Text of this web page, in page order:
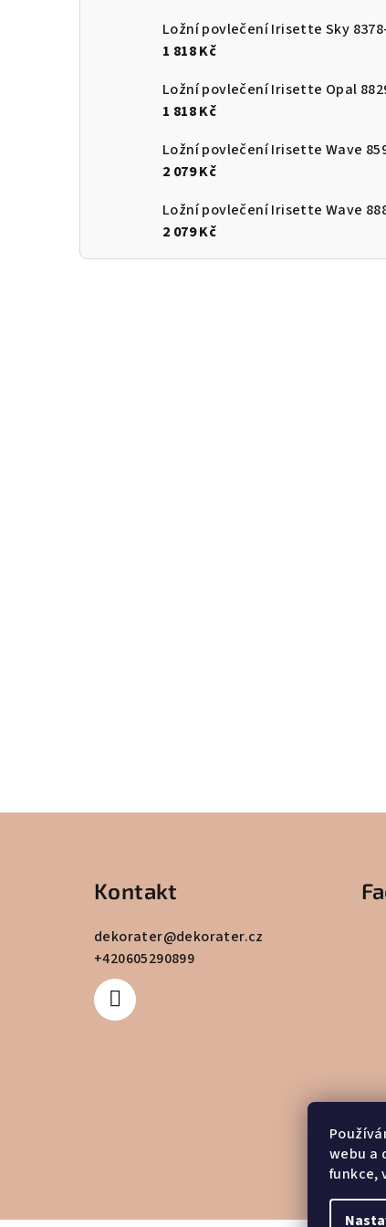
webu a
funkce,
Ložní povlečení Irisette Sky
1 818 Kč
Ložní povlečení Irisette Opal
1 818 Kč
2 079 Kč
2 079 Kč
Kontakt
dekorater@dekorater.cz
+420605290899